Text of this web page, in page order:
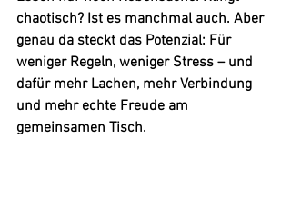
chaotisch? Ist es manchmal auch. Aber
genau da steckt das Potenzial: Für
weniger Regeln, weniger Stress – und
dafür mehr Lachen, mehr Verbindung
und mehr echte Freude am
gemeinsamen Tisch.